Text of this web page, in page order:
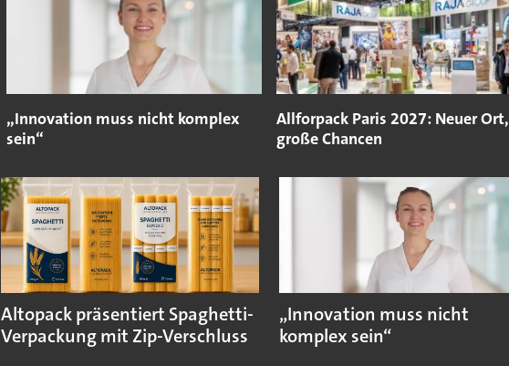
„Innovation muss nicht komplex
sein“
Allforpack Paris 2027: Neuer Ort,
große Chancen
Altopack präsentiert Spaghetti-
Verpackung mit Zip-Verschluss
„Innovation muss nicht
komplex sein“